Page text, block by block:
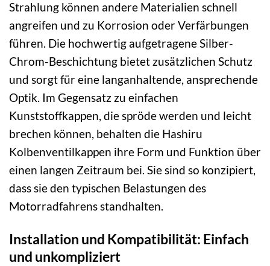
Strahlung können andere Materialien schnell
angreifen und zu Korrosion oder Verfärbungen
führen. Die hochwertig aufgetragene Silber-
Chrom-Beschichtung bietet zusätzlichen Schutz
und sorgt für eine langanhaltende, ansprechende
Optik. Im Gegensatz zu einfachen
Kunststoffkappen, die spröde werden und leicht
brechen können, behalten die Hashiru
Kolbenventilkappen ihre Form und Funktion über
einen langen Zeitraum bei. Sie sind so konzipiert,
dass sie den typischen Belastungen des
Motorradfahrens standhalten.
Installation und Kompatibilität: Einfach
und unkompliziert